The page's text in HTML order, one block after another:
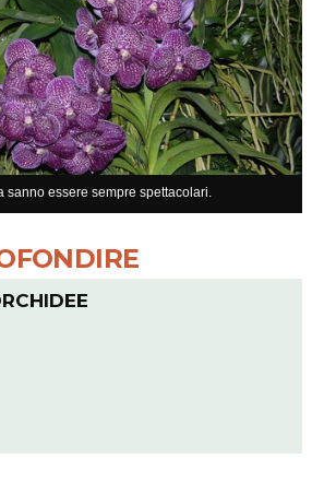
sanno essere sempre spettacolari.